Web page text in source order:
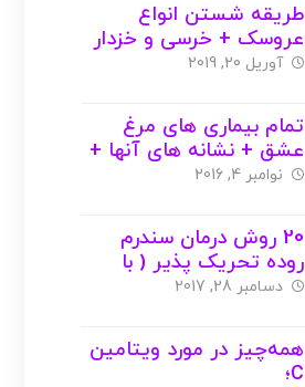
طریقه شستن انواع
عروسک + خرسی و خزدار
( با عکس )
آوریل 20, 2019
تمام بیماری های مرغ
عشق + نشانه های آنها +
عکس
نوامبر 4, 2016
20 روش درمان سندرم
روده تحریک پذیر ( با
عکس )
دسامبر 28, 2017
همه‌چیز در مورد ویتامین
C؛